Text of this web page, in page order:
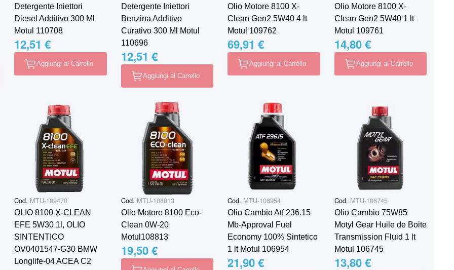
Detergente Iniettori
Diesel Additivo 300 Ml
Motul 110708
12,51 €
Aggiungi al Carrello
Detergente Iniettori
Benzina Additivo
Curativo 300 Ml Motul
110696
12,51 €
Aggiungi al Carrello
Olio Motore 8100 X-
Clean Gen2 5W40 4 lt
Motul 109762
69,91 €
Aggiungi al Carrello
Olio Motore 8100 X-
Clean Gen2 5W40 1 lt
Motul 109761
14,80 €
Aggiungi al Carrello
Cod. MTU-109470
OLIO 8100 X-CLEAN
EFE 5W30 1l, OLIO
SINTENTICO
OV0401547-G30 BMW
Longlife-04 ACEA C2
Cod. MTU-108813
Olio Motore 8100 Eco-
Clean 0W-20
Motul108813
19,50 €
Cod. MTU-106954
Olio Cambio Atf 236.15
Mb-Approval Fuel
Economy 100% Sintetico
1 lt Motul 106954
21,90 €
Cod. MTU-106745
Olio Cambio 75W85
Motyl Gear Huile de Boite
Transmission Fluid 1 lt
Motul 106745
13,80 €